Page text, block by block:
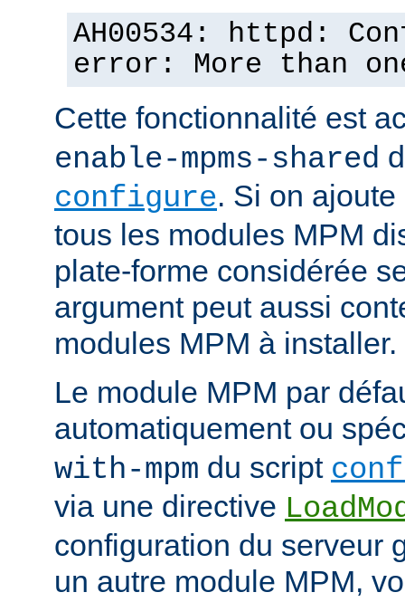
AH00534: httpd:
error: More than
Cette fonctionnalité est
enable-mpms-shared
configure. Si on
tous les modules MPM
plate-forme considérée
argument peut aussi
modules MPM à installer.
Le module MPM par
automatiquement ou
with-mpm du script
via une directive
configuration du serveur
un autre module MPM,